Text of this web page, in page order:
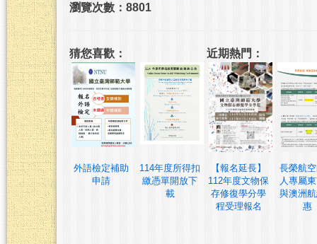
瀏覽次數：8801
猜您喜歡：
外語檢定補助
申請
114年度所得扣
繳憑單開放下
載
近期熱門：
【報名延長】
112年度文物保
存修復學分學
程受理報名
長榮航
人專屬
與澳洲
惠